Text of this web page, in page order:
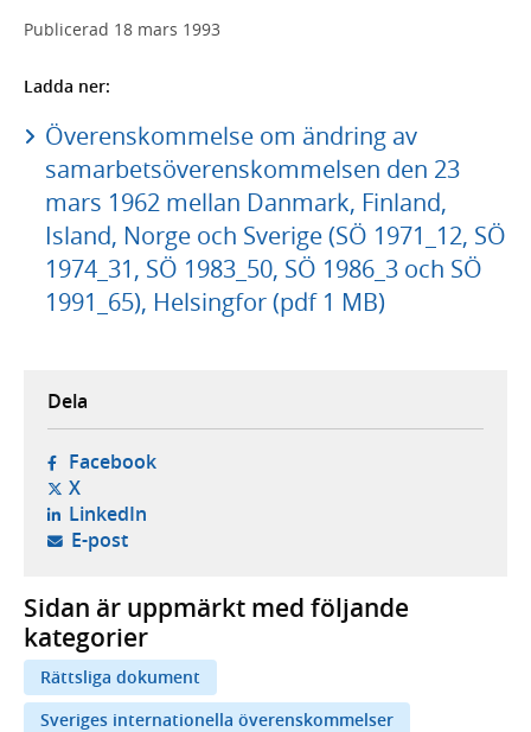
Publicerad 18 mars 1993
Ladda ner:
Överenskommelse om ändring av
samarbetsöverenskommelsen den 23
mars 1962 mellan Danmark, Finland,
Island, Norge och Sverige (SÖ 1971_12, SÖ
1974_31, SÖ 1983_50, SÖ 1986_3 och SÖ
1991_65), Helsingfor (pdf 1 MB)
Dela
Facebook- öppnas i ny flik, extern webbplats,
X- öppnas i ny flik, extern webbplats,
LinkedIn- öppnas i ny flik, extern webbplats,
E-post- öppnar din e-postklient,
Sidan är uppmärkt med följande
kategorier
Rättsliga dokument
Sveriges internationella överenskommelser